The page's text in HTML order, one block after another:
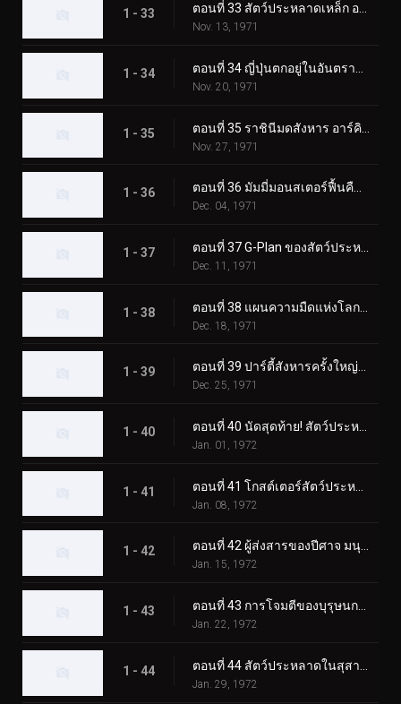
1 - 33 ตอนที่ 33 สัตว์ประหลาดเหล็ก อาร์มาดิลอง
Nov. 13, 1971
1 - 34
Nov. 20, 1971
1 - 35
Nov. 27, 1971
1 - 36 ตอนที่ 36 มัมมี่มอนสเตอร์ฟื้นคืนชีพ อิยิปตัส
Dec. 04, 1971
1 - 37
Dec. 11, 1971
1 - 38
Dec. 18, 1971
1 - 39 ตอนที่ 39 ปาร์ตี้สังหารครั้งใหญ่ของมนุษย์หมาป่าปีศาจ
Dec. 25, 1971
1 - 40
Jan. 01, 1972
1 - 41
Jan. 08, 1972
1 - 42 ตอนที่ 42 ผู้ส่งสารของปีศาจ มนุษย์บินลึกลับ
Jan. 15, 1972
1 - 43
Jan. 22, 1972
1 - 44
Jan. 29, 1972